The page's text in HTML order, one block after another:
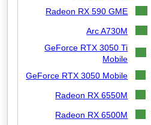
Radeon RX 590 GME
Arc A730M
GeForce RTX 3050 Ti
Mobile
GeForce RTX 3050 Mobile
Radeon RX 6550M
Radeon RX 6500M